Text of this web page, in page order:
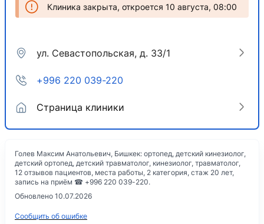
Клиника закрыта, откроется 10 августа, 08:00
ул. Севастопольская, д. 33/1
+996 220 039-220
Страница клиники
Голев Максим Анатольевич, Бишкек: ортопед, детский кинезиолог,
детский ортопед, детский травматолог, кинезиолог, травматолог,
12 отзывов пациентов, места работы, 2 категория, стаж 20 лет,
запись на приём ☎ +996 220 039-220.
Обновлено 10.07.2026
Сообщить об ошибке